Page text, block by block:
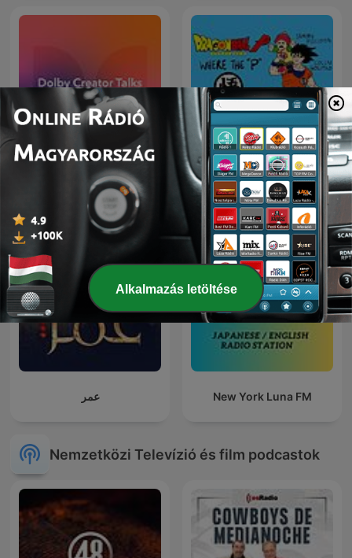
Dolby Creator Talks Dragon Ball P
عمر New York Luna FM
Nemzetközi Televízió és film podcastok
Alkalmazás letöltése